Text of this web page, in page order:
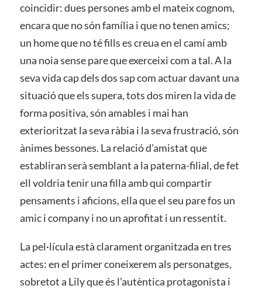
coincidir: dues persones amb el mateix cognom,
encara que no són família i que no tenen amics;
un home que no té fills es creua en el camí amb
una noia sense pare que exerceixi com a tal. A la
seva vida cap dels dos sap com actuar davant una
situació que els supera, tots dos miren la vida de
forma positiva, són amables i mai han
exterioritzat la seva ràbia i la seva frustració, són
ànimes bessones. La relació d’amistat que
establiran serà semblant a la paterna-filial, de fet
ell voldria tenir una filla amb qui compartir
pensaments i aficions, ella que el seu pare fos un
amic i company i no un aprofitat i un ressentit.
La pel·lícula està clarament organitzada en tres
actes: en el primer coneixerem als personatges,
sobretot a Lily que és l’autèntica protagonista i